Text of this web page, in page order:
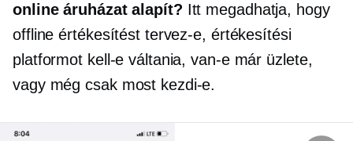
online áruházat alapít? Itt megadhatja, hogy
offline értékesítést tervez-e, értékesítési
platformot kell-e váltania, van-e már üzlete,
vagy még csak most kezdi-e.